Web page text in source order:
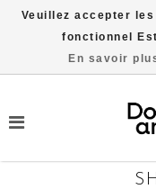
Veuillez accepter
fonctionnel
En savoir